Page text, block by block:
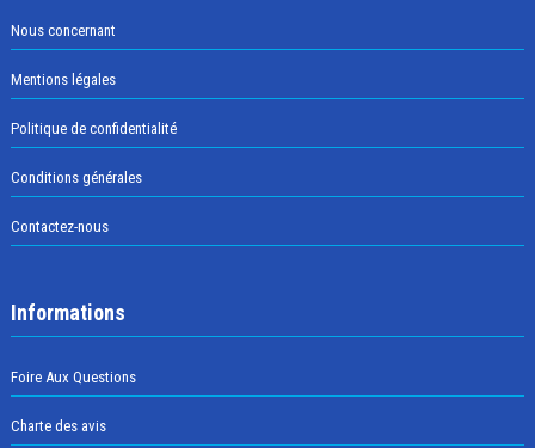
Nous concernant
Mentions légales
Politique de confidentialité
Conditions générales
Contactez-nous
Informations
Foire Aux Questions
Charte des avis